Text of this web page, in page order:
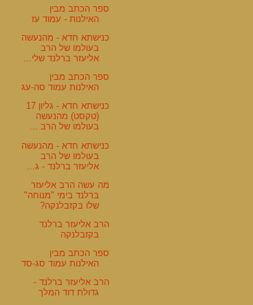
ספר הכתב מבין
האילנות - עמוד עז
כנישתא חדא - מהנעשה
בעולמו של הרב
אליעזר ברלנד שלי...
ספר הכתב מבין
האילנות עמוד סה-עג
כנישתא חדא - גליון 17
(טקסט) מהנעשה
בעולמו של הרב ...
כנישתא חדא - מהנעשה
בעולמו של הרב
אליעזר ברלנד - ג...
מה עשה הרב אליעזר
ברלנד בימי "מנוחה"
שלו בקזבלנקה?
הרב אליעזר ברלנד
בקזבלנקה
ספר הכתב מבין
האילנות עמוד סג-סד
הרב אליעזר ברלנד -
גדולת דוד המלך